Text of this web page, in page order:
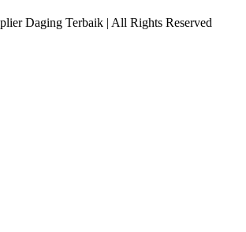
Daging Terbaik | All Rights Reserved